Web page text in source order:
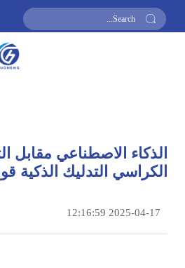
الذكاء الاصطناعي مقابل
الكراسي التدليك الذكية
2025-04-17 12:16:59